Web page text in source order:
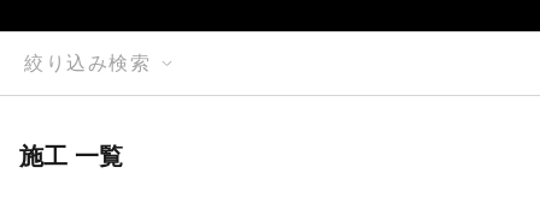
絞り込み検索
施工 一覧